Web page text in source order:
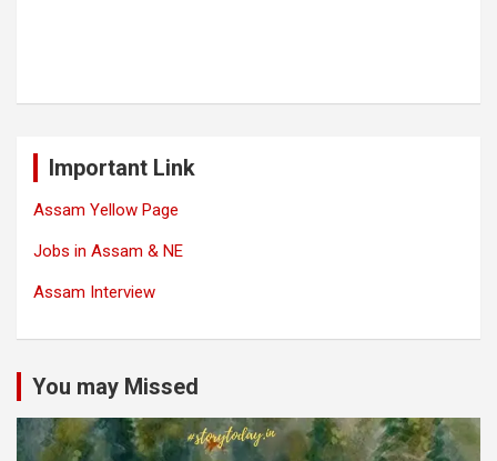
Important Link
Assam Yellow Page
Jobs in Assam & NE
Assam Interview
You may Missed